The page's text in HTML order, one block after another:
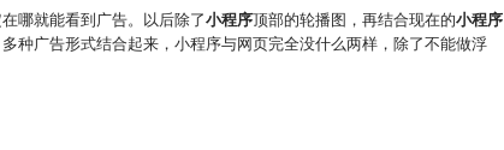
哪就能看到广告。以后除了小程序顶部的轮播图，再结合现在的小程序
种广告形式结合起来，小程序与网页完全没什么两样，除了不能做浮